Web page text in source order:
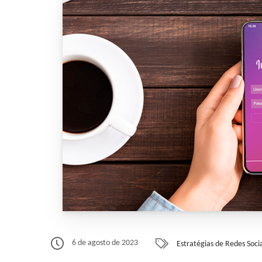
6 de agosto de 2023 Estratégias de Redes